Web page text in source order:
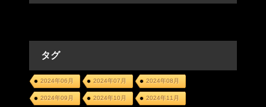
タグ
2024年06月 2024年07月 2024年08月
2024年09月 2024年10月 2024年11月